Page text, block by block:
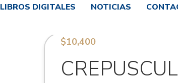
LIBROS DIGITALES NOTICIAS
$10,400